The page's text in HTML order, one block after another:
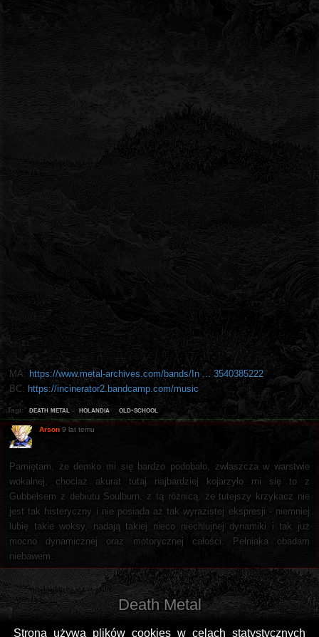
Strona używa plików cookies w celach statystycznych
MA: https://www.metal-archives.com/bands/In ... 3540385222
BC: https://incinerator2.bandcamp.com/music
Tagi: death metal holandia old-school
Arson 9 lat temu
Pamiętam, że demko mi się bardzo podobało, zwłaszcza w warstwie
wokalnej, chociaż akurat tutaj najbardziej kojarzyło mi się to z
Gubbelsem z debiutu Soulburn, z tą różnicą, że tutejszy krzykacz nie
jest tak histeryczny i nie posiada aż tak wyrazistej ekspresji - niemniej
lubię takie woksy, nadają takiej nieco niechlujnej dynamiki i tak już
mocno dynamicznej oraz motorycznej całości. Pełniaka obadam
niebawem.
Death Metal